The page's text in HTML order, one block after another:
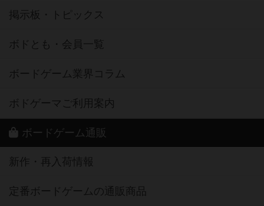
掲示板・トピックス
ボドとも・会員一覧
ボードゲーム業界コラム
ボドゲーマご利用案内
ボードゲーム通販
新作・再入荷情報
定番ボードゲームの通販商品